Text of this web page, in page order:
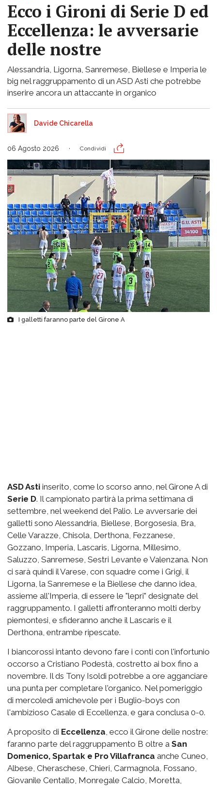
Ecco i Gironi di Serie D ed
Eccellenza: le avversarie
delle nostre
Alessandria, Ligorna, Sanremese, Biellese e Imperia le
big nel raggruppamento di un ASD Asti che potrebbe
inserire ancora un attaccante in organico
Davide Chicarella
06 Agosto 2026 Condividi
I galletti faranno parte del Girone A
ASD Asti inserito, come lo scorso anno, nel Girone A di
Serie D. Il campionato partirà la prima settimana di
settembre, nel weekend del Palio. Le avversarie dei
galletti sono Alessandria, Biellese, Borgosesia, Bra,
Celle Varazze, Chisola, Derthona, Fezzanese,
Gozzano, Imperia, Lascaris, Ligorna, Millesimo,
Saluzzo, Sanremese, Sestri Levante e Valenzana. Non
ci sarà quindi il Varese, con squadre come i Grigi, il
Ligorna, la Sanremese e la Biellese che danno idea,
assieme all'Imperia, di essere le "lepri" designate del
raggruppamento. I galletti affronteranno molti derby
piemontesi, e sfideranno anche il Lascaris e il
Derthona, entrambe ripescate.
I biancorossi intanto devono fare i conti con l'infortunio
occorso a Cristiano Podestà, costretto ai box fino a
novembre. Il ds Tony Isoldi potrebbe a ore agganciare
una punta per completare l'organico. Nel pomeriggio
di mercoledì amichevole per i Buglio-boys con
l'ambizioso Casale di Eccellenza, e gara conclusa 0-0.
A proposito di Eccellenza , ecco il Girone delle nostre:
faranno parte del raggruppamento B oltre a San
Domenico, Spartak e Pro Villafranca anche Cuneo,
Albese, Cheraschese, Chieri, Carmagnola, Fossano,
Giovanile Centallo, Monregale Calcio, Moretta,